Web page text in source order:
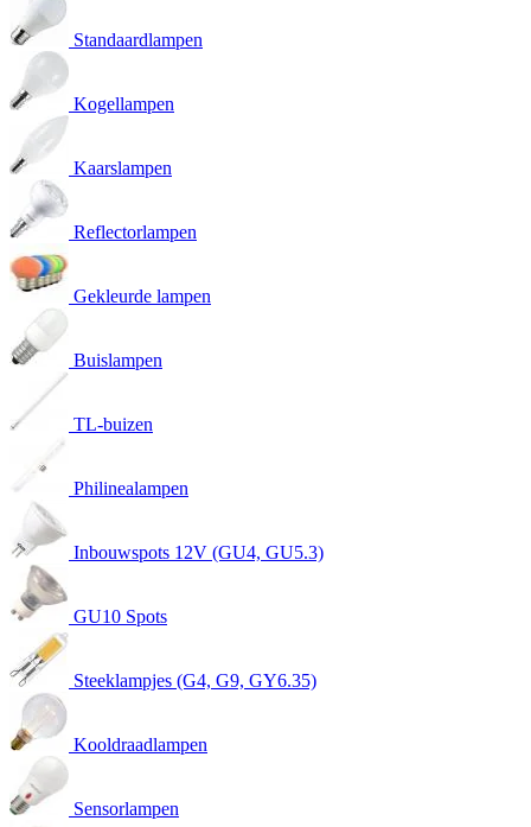
Standaardlampen
Kogellampen
Kaarslampen
Reflectorlampen
Gekleurde lampen
Buislampen
TL-buizen
Philinealampen
Inbouwspots 12V (GU4, GU5.3)
GU10 Spots
Steeklampjes (G4, G9, GY6.35)
Kooldraadlampen
Sensorlampen